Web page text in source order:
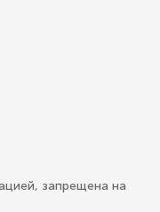
запрещена на